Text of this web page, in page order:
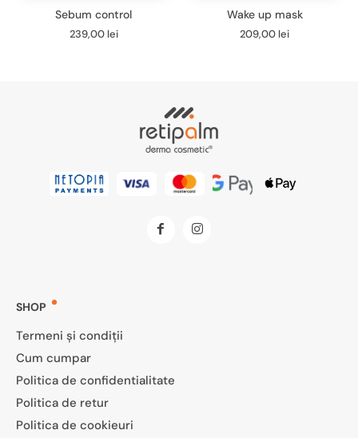
Sebum control
239,00 lei
Wake up mask
209,00 lei
SHOP
Termeni și condiții
Cum cumpar
Politica de confidentialitate
Politica de retur
Politica de cookieuri